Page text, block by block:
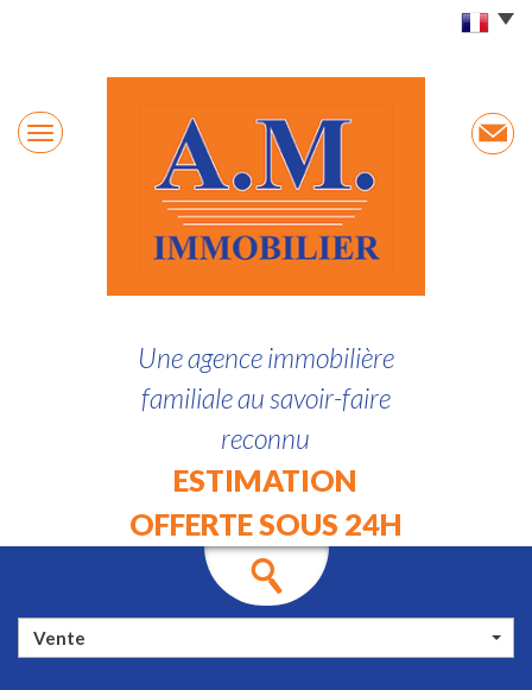
Une agence immobilière
familiale au savoir-faire
reconnu
ESTIMATION
OFFERTE SOUS 24H
Vente